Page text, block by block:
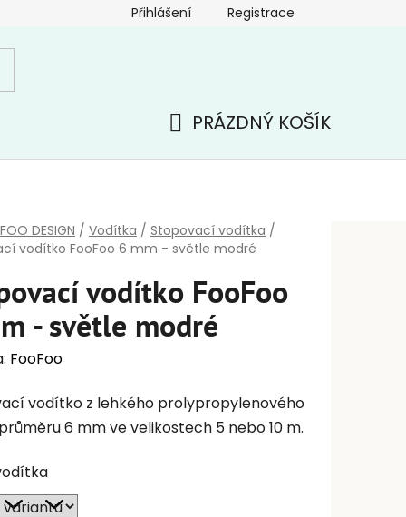
Přihlášení Registrace
PRÁZDNÝ KOŠÍK
DESIGN / Vodítka / Stopovací vodítka /
vodítko FooFoo 6 mm - světle modré
vodítko FooFoo
- světle modré
FooFoo
vodítko z lehkého prolypropylenového
6 mm ve velikostech 5 nebo 10 m.